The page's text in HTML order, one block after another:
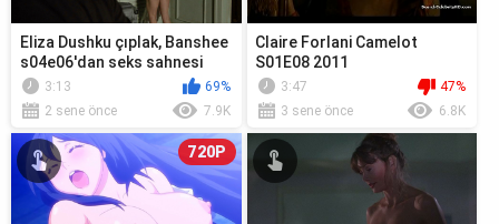
Eliza Dushku çıplak, Banshee
s04e06'dan seks sahnesi
(2016)
3:13
69%
2 sene önce
7.9K
Claire Forlani Camelot
S01E08 2011
3:47
47%
3 sene önce
6.8K
720P